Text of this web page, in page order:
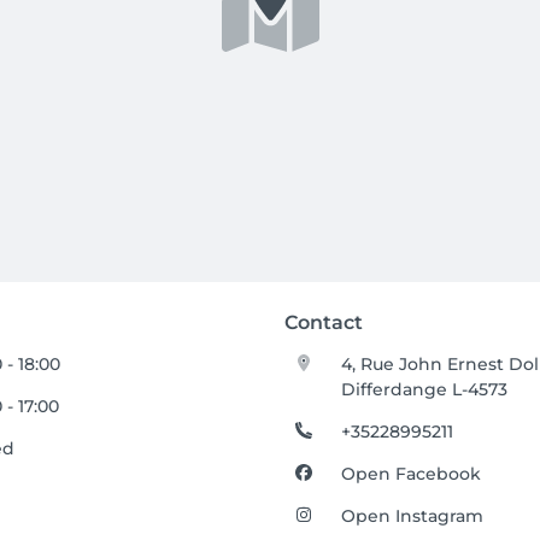
Contact
- 18:00
- 17:00
4, Rue John Ernest
Differdange L-4573
+35228995211
Open Facebook
Open Instagram